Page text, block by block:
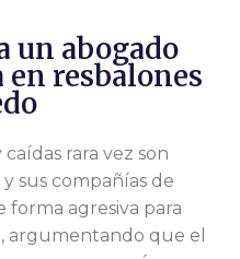
un abogado
resbalones
caídas rara vez son
sus compañías de
agresiva para
argumentando que el